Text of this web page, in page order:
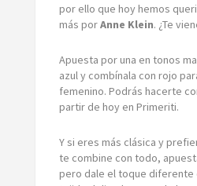
por ello que hoy hemos
más porAnne Klein. ¿Te
Apuesta por una en tonos
azul y combínala con rojo
femenino. Podrás hacerte
partir de hoy en Primeriti.
Y si eres más clásica y
te combine con todo,
pero dale el toque diferente